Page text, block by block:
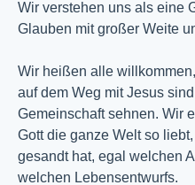
Wir verstehen uns als eine
Glauben mit großer Weite
Wir heißen alle
auf dem Weg mit Jesus
Gemeinschaft sehnen. Wir
Gott die ganze Welt so
gesandt hat, egal welchen
welchen Lebensentwurfs.